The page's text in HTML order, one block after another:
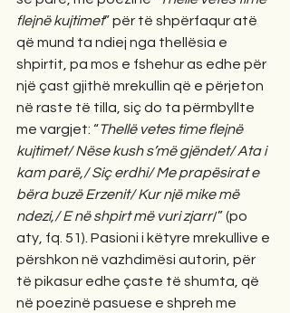
flejnë kujtimet” për të shpërfaqur atë
që mund ta ndiej nga thellësia e
shpirtit, pa mos e fshehur as edhe për
një çast gjithë mrekullin që e përjeton
në raste të tilla, siç do ta përmbyllte
me vargjet: “Thellë vetes time flejnë
kujtimet/ Nëse kush s’më gjëndet/ Ata i
kam parë,/ Siç erdhi/ Me prapësirat e
bëra buzë Erzenit/ Kur një mike më
ndezi,/ E në shpirt më vuri zjarr/” (po
aty, fq. 51). Pasioni i këtyre mrekullive e
përshkon në vazhdimësi autorin, për
të pikasur edhe çaste të shumta, që
në poezinë pasuese e shpreh me